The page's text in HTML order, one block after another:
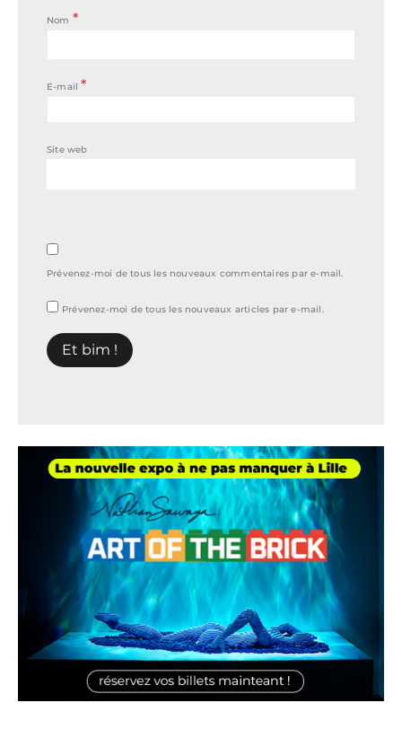
Nom *
E-mail*
Site web
Prévenez-moi de tous les nouveaux commentaires par e-mail.
Prévenez-moi de tous les nouveaux articles par e-mail.